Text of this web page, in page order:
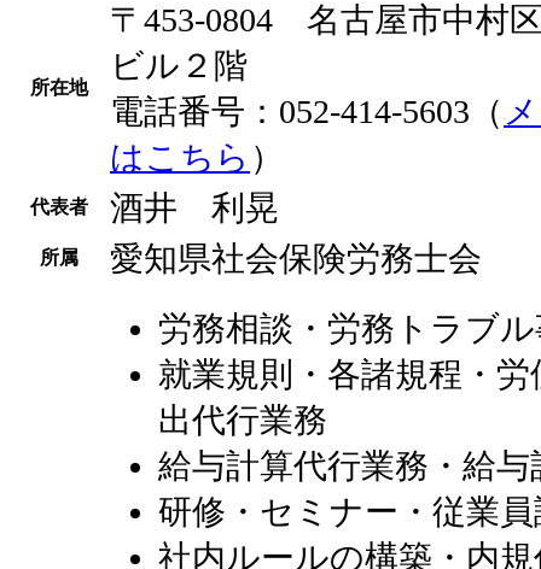
所在地
〒453-0804 名古屋市中村
ビル２階
電話番号：052-414-5603（
はこちら ）
代表者 酒井 利晃
所属 愛知県社会保険労務士会
労務相談・労務トラブ
就業規則・各諸規程・
出代行業務
給与計算代行業務・給
研修・セミナー・従業
社内ルールの構築・内